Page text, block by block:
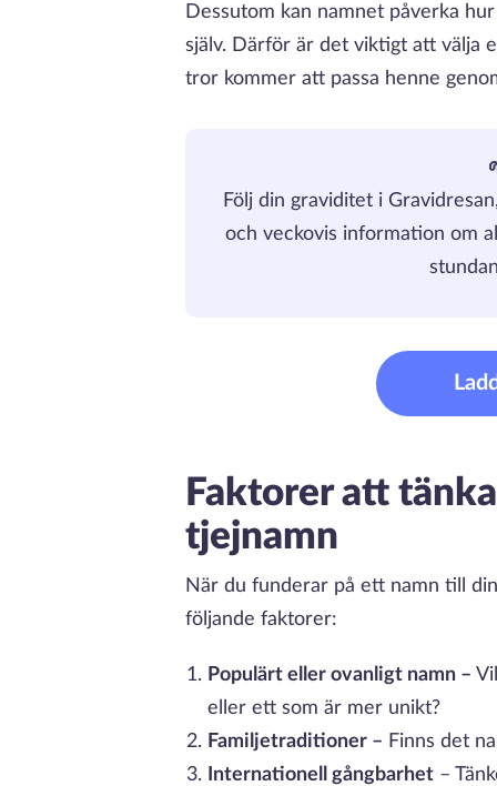
Dessutom kan namnet påverka
själv. Därför är det viktigt att välja
tror kommer att passa henne
Följ din graviditet i
och veckovis information om
Faktorer att
tjejnamn
När du funderar på ett namn till
följande faktorer:
Populärt eller ovanligt namn –
eller ett som är mer unikt?
Familjetraditioner – Finns det
Internationell gångbarhet –